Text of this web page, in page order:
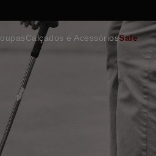
Roupas
Essenciais
Malhas e Casacos
Camisas
Polos
Calças
Camisetas
Calçados e Acessórios Sale